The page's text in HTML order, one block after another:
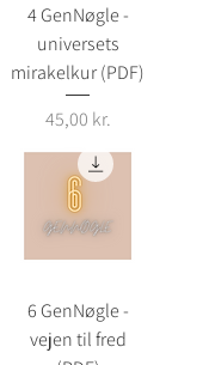
4 GenNøgle -
universets
mirakelkur (PDF)
Pris
45,00 kr.
6 GenNøgle -
vejen til fred